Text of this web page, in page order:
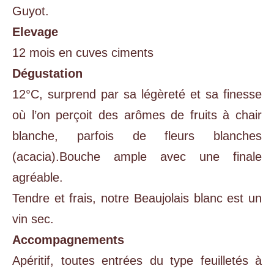
Guyot.
Elevage
12 mois en cuves ciments
Dégustation
12°C, surprend par sa légèreté et sa finesse
où l’on perçoit des arômes de fruits à chair
blanche, parfois de fleurs blanches
(acacia).Bouche ample avec une finale
agréable.
Tendre et frais, notre Beaujolais blanc est un
vin sec.
Accompagnements
Apéritif, toutes entrées du type feuilletés à